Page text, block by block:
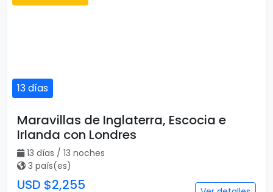
13 días
Maravillas de Inglaterra, Escocia e
Irlanda con Londres
13 días / 13 noches
3 país(es)
USD $2,255